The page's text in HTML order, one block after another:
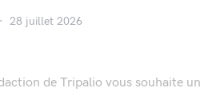
28 juillet 2026
de Tripalio vous souhaite un